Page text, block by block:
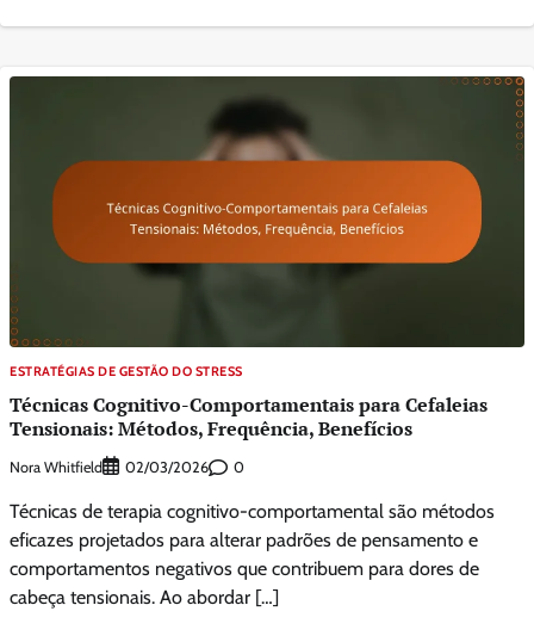
ESTRATÉGIAS DE GESTÃO DO STRESS
Técnicas Cognitivo-Comportamentais para Cefaleias
Tensionais: Métodos, Frequência, Benefícios
Nora Whitfield 02/03/2026 0
Técnicas de terapia cognitivo-comportamental são métodos
eficazes projetados para alterar padrões de pensamento e
comportamentos negativos que contribuem para dores de
cabeça tensionais. Ao abordar […]